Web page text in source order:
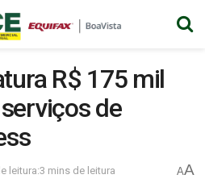
R$ 175 mil
de
leitura:3 mins de leitura AA